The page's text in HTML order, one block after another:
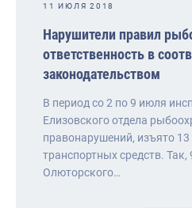
11 ИЮЛЯ 2018
Нарушители правил
ответственность в
законодательством
В период со 2 по 9 июля
Елизовского отдела
правонарушений, изъято 13
транспортных средств.
Олюторского…